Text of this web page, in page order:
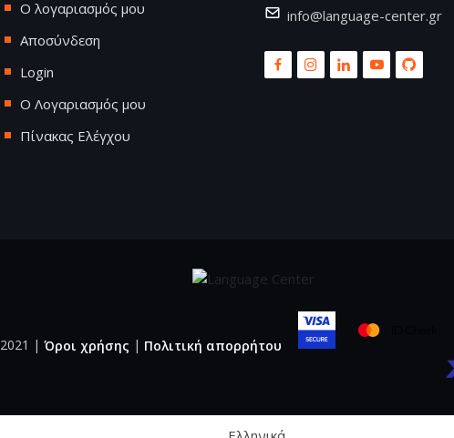
Ο λογαριασμός μου
Αποσύνδεση
Login
Ο Λογαριασμός μου
Πίνακας Ελέγχου
info@language-center.gr
2021 | Όροι χρήσης | Πολιτική απορρήτου